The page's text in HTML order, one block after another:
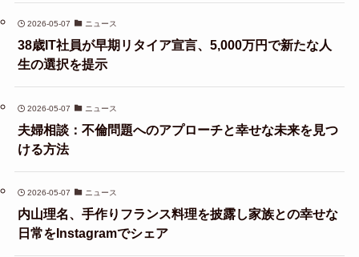
2026-05-07 ニュース
38歳IT社員が早期リタイア宣言、5,000万円で新たな人
生の選択を提示
2026-05-07 ニュース
夫婦相談：不倫問題へのアプローチと幸せな未来を見つ
ける方法
2026-05-07 ニュース
内山理名、手作りフランス料理を披露し家族との幸せな
日常をInstagramでシェア